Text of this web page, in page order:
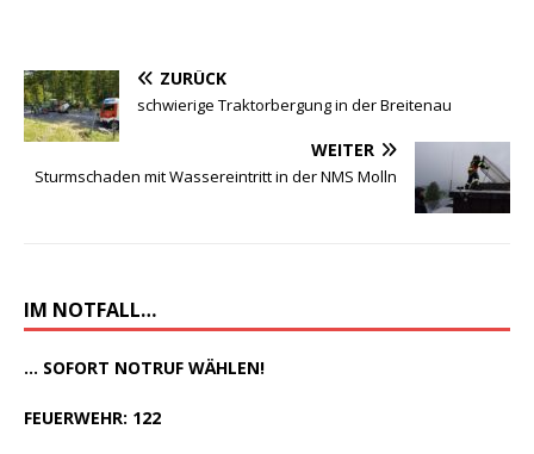
ZURÜCK
schwierige Traktorbergung in der Breitenau
WEITER
Sturmschaden mit Wassereintritt in der NMS Molln
IM NOTFALL…
... SOFORT NOTRUF WÄHLEN!
FEUERWEHR: 122